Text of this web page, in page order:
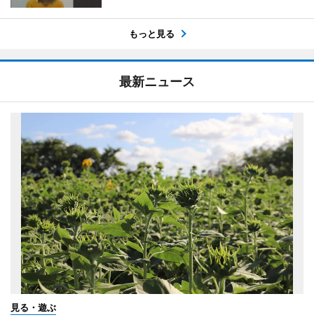
もっと見る
最新ニュース
見る・遊ぶ